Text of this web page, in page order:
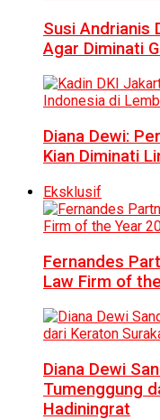
Susi Andrianis
Agar Diminati
Diana Dewi:
Kian Diminati
Eksklusif
Fernandes
Law Firm of
Diana Dewi
Tumenggung
Hadiningrat